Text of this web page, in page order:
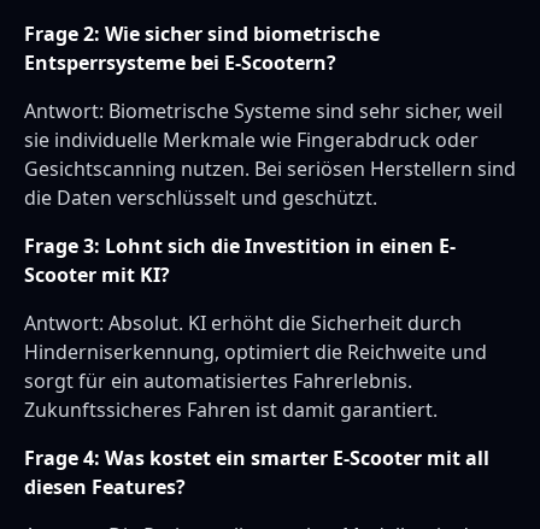
Frage 2: Wie sicher sind biometrische
Entsperrsysteme bei E-Scootern?
Antwort: Biometrische Systeme sind sehr sicher, weil
sie individuelle Merkmale wie Fingerabdruck oder
Gesichtscanning nutzen. Bei seriösen Herstellern sind
die Daten verschlüsselt und geschützt.
Frage 3: Lohnt sich die Investition in einen E-
Scooter mit KI?
Antwort: Absolut. KI erhöht die Sicherheit durch
Hinderniserkennung, optimiert die Reichweite und
sorgt für ein automatisiertes Fahrerlebnis.
Zukunftssicheres Fahren ist damit garantiert.
Frage 4: Was kostet ein smarter E-Scooter mit all
diesen Features?